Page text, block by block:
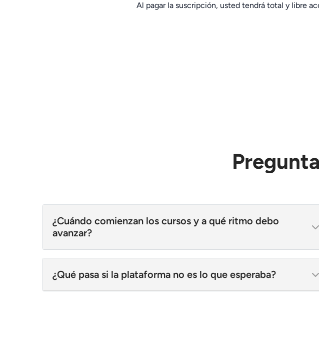
Al pagar la suscripción, usted tendrá total y libre
¿Cuándo comienzan los cursos y a qué ritmo debo
avanzar?
¿Qué pasa si la plataforma no es lo que esperaba?